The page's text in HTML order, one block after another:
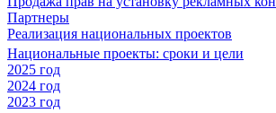
Партнеры
Реализация национальных проектов
Национальные проекты: сроки и цели
2025 год
2024 год
2023 год